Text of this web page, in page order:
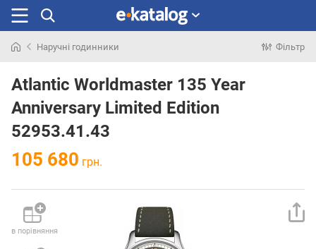
раніше
Наручні годинники Фільтр
Atlantic Worldmaster 135 Year
Anniversary Limited Edition
52953.41.43
105 680 грн.
в порівняння